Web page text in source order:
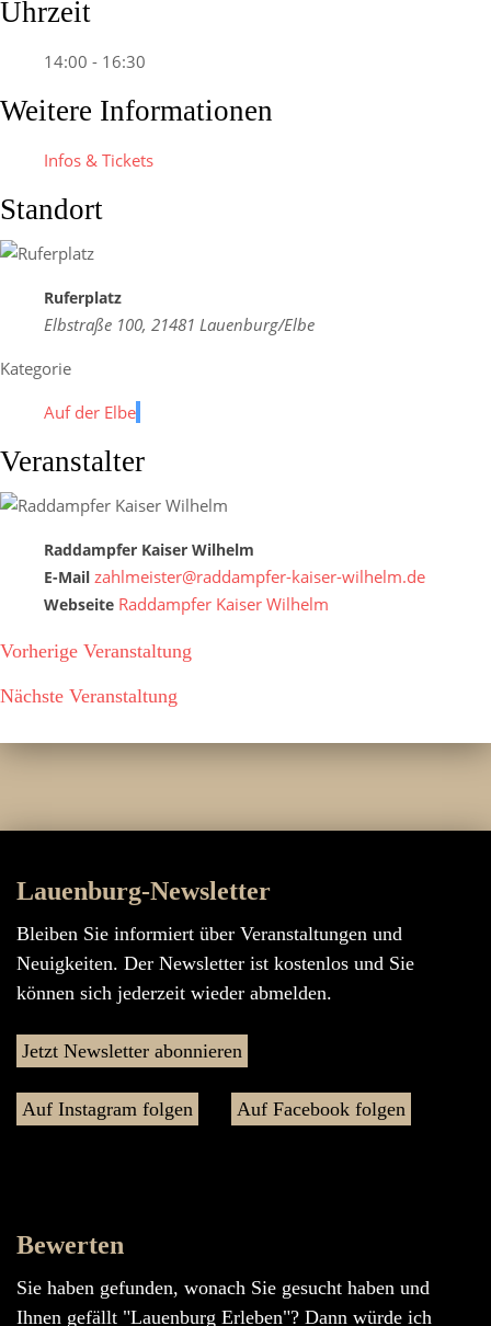
Uhrzeit
14:00 - 16:30
Weitere Informationen
Infos & Tickets
Standort
Ruferplatz
Elbstraße 100, 21481 Lauenburg/Elbe
Kategorie
Auf der Elbe
Veranstalter
Raddampfer Kaiser Wilhelm
E-Mail zahlmeister@raddampfer-kaiser-wilhelm.de
Webseite Raddampfer Kaiser Wilhelm
Vorherige Veranstaltung
Nächste Veranstaltung
Lauenburg-Newsletter
Bleiben Sie informiert über Veranstaltungen und
Neuigkeiten. Der Newsletter ist kostenlos und Sie
können sich jederzeit wieder abmelden.
Jetzt Newsletter abonnieren
Auf Instagram folgen Auf Facebook folgen
Bewerten
Sie haben gefunden, wonach Sie gesucht haben und
Ihnen gefällt "Lauenburg Erleben"? Dann würde ich